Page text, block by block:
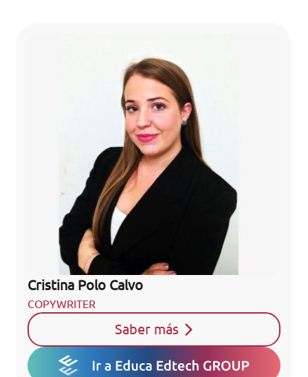
Cristina Polo Calvo
COPYWRITER
Saber más